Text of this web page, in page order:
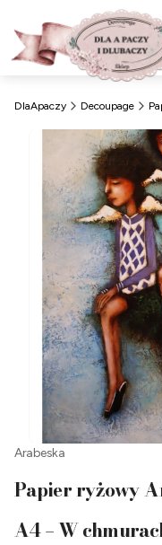
DlaApaczy Decoupage
Arabeska
Papier ryżowy
A4 – W